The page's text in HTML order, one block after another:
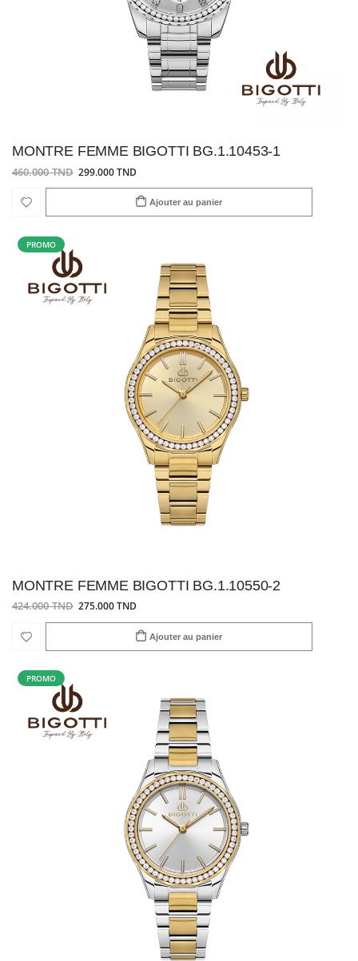
MONTRE FEMME BIGOTTI BG.1.10453-1
460.000 TND 299.000 TND
Ajouter au panier
PROMO
MONTRE FEMME BIGOTTI BG.1.10550-2
424.000 TND 275.000 TND
Ajouter au panier
PROMO